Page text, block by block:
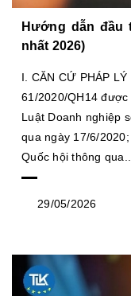
Hướng dẫn đầu
nhất 2026)
I. CĂN CỨ PHÁP
61/2020/QH14
Luật Doanh nghiệp
qua ngày 17/6/
Quốc hội thông
29/05/2026